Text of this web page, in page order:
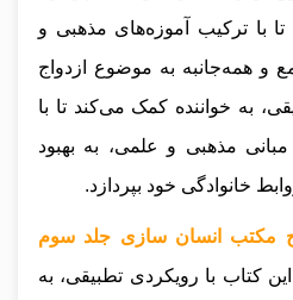
با ترکیب آموزه‌های مذهبی و
و همه‌جانبه به موضوع ازدواج
به خواننده کمک می‌کند تا با
مذهبی و علمی، به بهبود
خانوادگی خود بپردازد.
مکتب انسان سازی جلد سوم
این کتاب با رویکردی تطبیقی، به